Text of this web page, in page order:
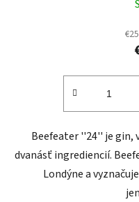
Beefeater ''24'' je gin,
dvanásť ingrediencií.
Londýne a